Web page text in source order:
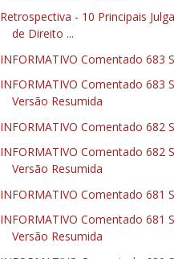
Retrospectiva - 10 Principais
de Direito ...
INFORMATIVO Comentado 683
INFORMATIVO Comentado 683
Versão Resumida
INFORMATIVO Comentado 682
INFORMATIVO Comentado 682
Versão Resumida
INFORMATIVO Comentado 681
INFORMATIVO Comentado 681
Versão Resumida